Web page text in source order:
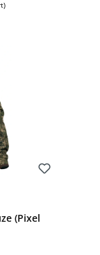
(Pixel